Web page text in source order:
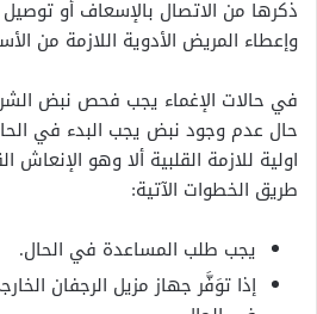
ذكرها من الاتصال بالإسعاف أو
وإعطاء المريض الأدوية اللازمة من
في حالات الإغماء يجب فحص نبض
حال عدم وجود نبض يجب البدء في
اولية للازمة القلبية ألا وهو الإنعاش
طريق الخطوات الآتية:
يجب طلب المساعدة في الحال.
إذا توَفَّر جهاز مزيل الرجفان